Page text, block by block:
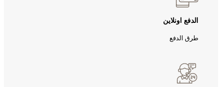
الدفع اونلاين
طرق الدفع